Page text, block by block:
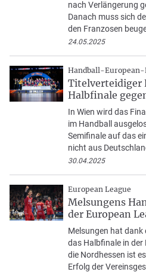
nach Verlängerung
Danach muss sich
den Franzosen
24.05.2025
Handball-European-
Titelverteidiger
Halbfinale
In Wien wird das
im Handball
Semifinale auf das
nicht aus
30.04.2025
European League
Melsungens
der European
Melsungen hat dank
das Halbfinale in der
die Nordhessen ist
Erfolg der